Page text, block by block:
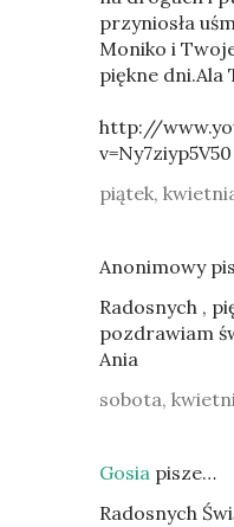
przyniosła
Moniko i
piękne dni.Ala
http://
v=Ny7ziyp5V50
piątek,
Anonimowy
Radosnych ,
pozdrawiam
Ania
sobota,
Gosia pisze…
Radosnych